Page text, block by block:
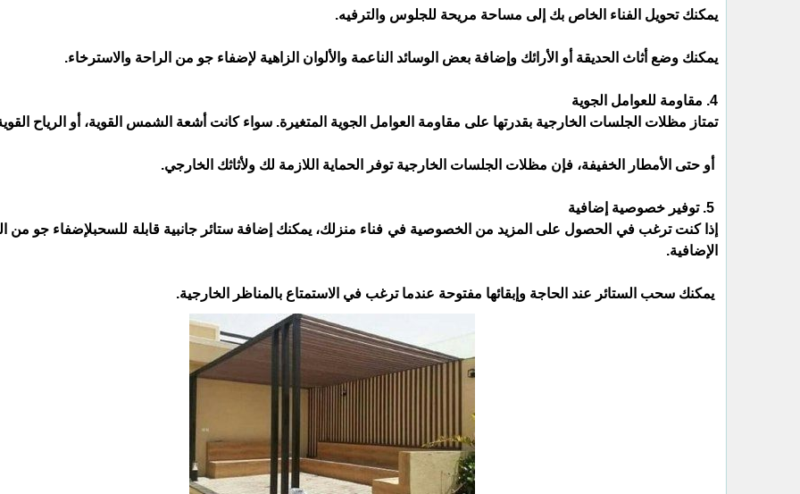
يمكنك تحويل الفناء الخاص بك إلى مساحة مريحة للجلوس والترفيه.
يمكنك وضع أثاث الحديقة أو الأرائك وإضافة بعض الوسائد الناعمة والألوان الزاهية لإضفاء جو من الراحة والاسترخاء.
4. مقاومة للعوامل الجوية
تمتاز مظلات الجلسات الخارجية بقدرتها على مقاومة العوامل الجوية المتغيرة. سواء كانت أشعة الشمس القوية، أو الرياح
أو حتى الأمطار الخفيفة، فإن مظلات الجلسات الخارجية توفر الحماية اللازمة لك ولأثاثك الخارجي.
إذا كنت ترغب في الحصول على المزيد من الخصوصية في فناء منزلك، يمكنك إضافة ستائر جانبية قابلة للسحبلإضفاء جو من
الإضافية.
يمكنك سحب الستائر عند الحاجة وإبقائها مفتوحة عندما ترغب في الاستمتاع بالمناظر الخارجية.